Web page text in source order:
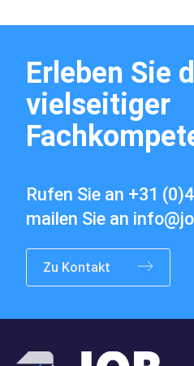
Erleben Sie
vielseitiger
Rufen Sie an +31
mailen Sie an
Zu Kontakt